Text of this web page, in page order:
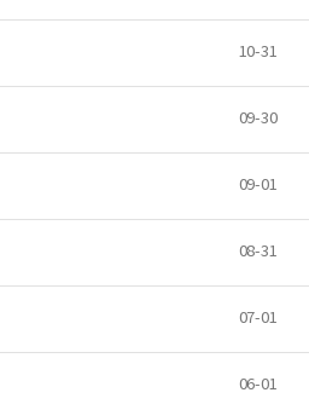
10-31
09-30
09-01
08-31
07-01
06-01